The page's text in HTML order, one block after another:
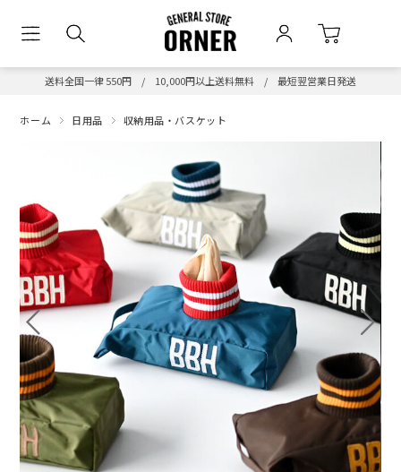
送料全国一律 550円 / 10,000円以上送料無料 / 最短翌営業日発送
ホーム 日用品 収納用品・バスケット